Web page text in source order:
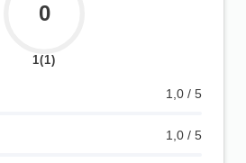
0
1(1)
1,0 / 5
1,0 / 5